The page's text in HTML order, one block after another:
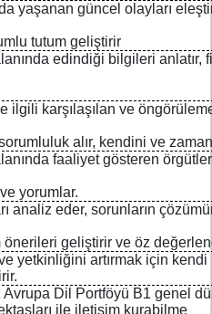
yaşanan güncel olayları
tutum geliştirir
edindiği bilgileri anlatır,
ilgili karşılaşılan ve
alır, kendini ve
faaliyet gösteren
yorumlar.
analiz eder, sorunların
geliştirir ve öz
yetkinliğini artırmak için
Avrupa Dil Portföyü B1 genel
ile iletişim kurabilme